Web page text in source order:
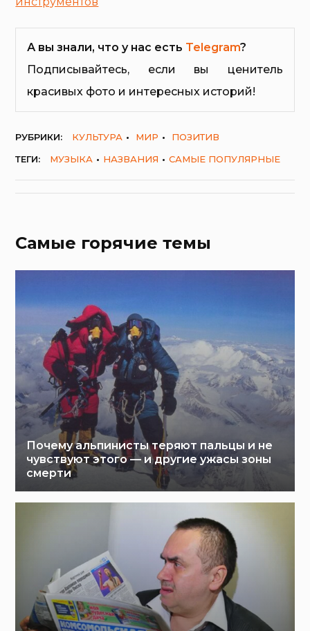
А вы знали, что у нас есть Telegram?
Подписывайтесь, если вы ценитель
красивых фото и интересных историй!
РУБРИКИ: КУЛЬТУРА МИР
ПОЗИТИВ
ТЕГИ:
МУЗЫКА НАЗВАНИЯ САМЫЕ ПОПУЛЯРНЫЕ
Самые горячие темы
Почему альпинисты теряют пальцы и не
чувствуют этого — и другие ужасы зоны
смерти